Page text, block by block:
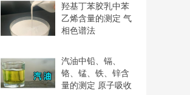
羟基丁苯胶乳中苯
乙烯含量的测定 气
相色谱法
汽油中铅、镉、
铬、锰、铁、锌含
量的测定 原子吸收